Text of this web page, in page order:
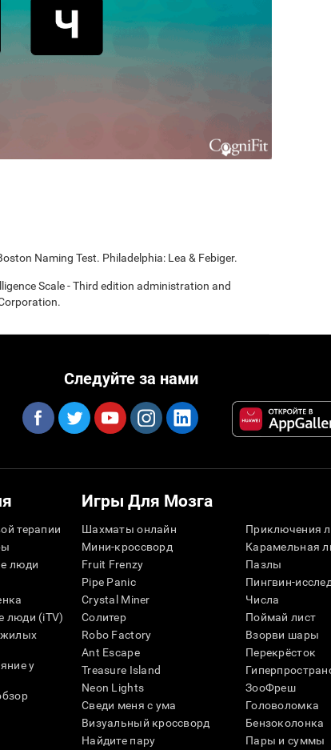
Naming Test. Philadelphia: Lea & Febiger.
Scale - Third edition administration and
Следуйте за нами
терапии
люди
люди (iTV)
у
Игры Для Мозга
Шахматы онлайн
Мини-кроссворд
Fruit Frenzy
Pipe Panic
Crystal Miner
Солитер
Robo Factory
Ant Escape
Treasure Island
Neon Lights
Сведи меня с ума
Визуальный кроссворд
Найдите пару
Приключения
Карамельная
Пазлы
Пингвин-
Числа
Поймай лист
Взорви шары
Перекрёсток
ЗооФреш
Головоломка
Бензоколонка
Пары и суммы